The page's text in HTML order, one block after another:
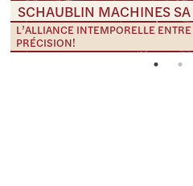
SCHAUBLIN MACHINES SA
L’ALLIANCE INTEMPORELLE
PRÉCISION!